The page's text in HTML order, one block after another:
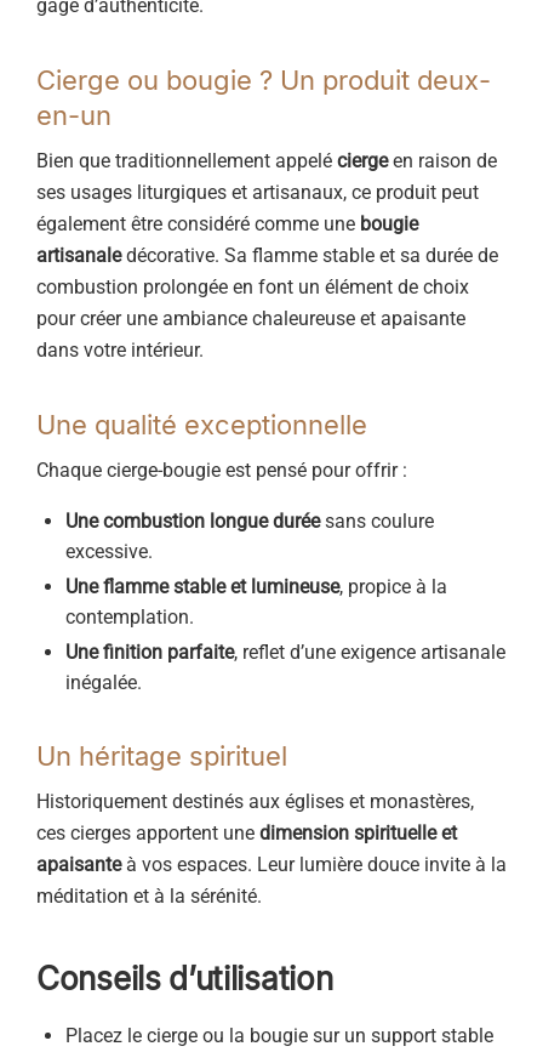
gage d’authenticité.
Cierge ou bougie ? Un produit deux-
en-un
Bien que traditionnellement appelé ciergeen raison de
ses usages liturgiques et artisanaux, ce produit peut
également être considéré comme une bougie
artisanaledécorative. Sa flamme stable et sa durée de
combustion prolongée en font un élément de choix
pour créer une ambiance chaleureuse et apaisante
dans votre intérieur.
Une qualité exceptionnelle
Chaque cierge-bougie est pensé pour offrir :
Une combustion longue duréesans coulure
excessive.
Une flamme stable et lumineuse, propice à la
contemplation.
Une finition parfaite, reflet d’une exigence artisanale
inégalée.
Un héritage spirituel
Historiquement destinés aux églises et monastères,
ces cierges apportent une dimension spirituelle et
apaisanteà vos espaces. Leur lumière douce invite à la
méditation et à la sérénité.
Conseils d’utilisation
Placez le cierge ou la bougie sur un support stable